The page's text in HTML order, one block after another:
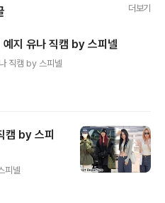
더보기
지 유나 직캠 by 스피넬
직캠 by 스피넬
캠 by 스피
피넬